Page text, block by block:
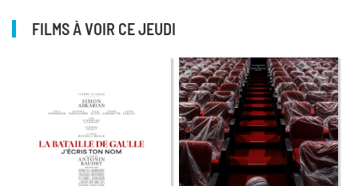
FILMS À VOIR CE JEUDI